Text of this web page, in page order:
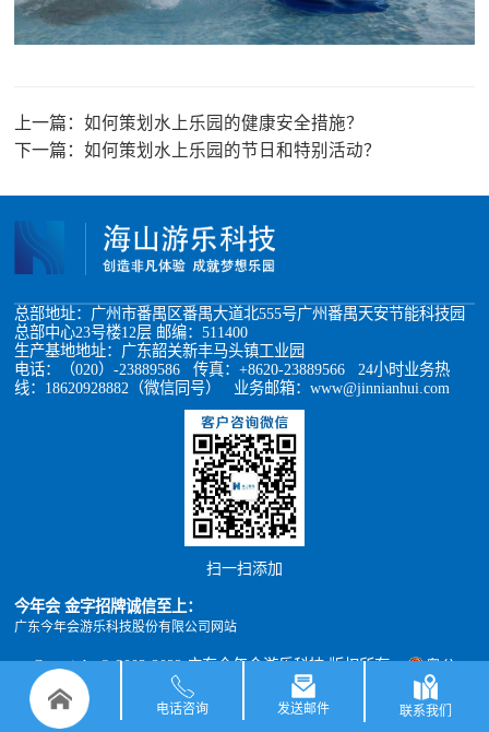
上一篇：如何策划水上乐园的健康安全措施？
下一篇：如何策划水上乐园的节日和特别活动？
总部地址：广州市番禺区番禺大道北555号广州番禺天安节能科技园
总部中心23号楼12层 邮编：511400
生产基地地址：广东韶关新丰马头镇工业园
电话：（020）-23889586 传真：+8620-23889566 24小时业务热
线：18620928882（微信同号） 业务邮箱：www@jinnianhui.com
扫一扫添加
今年会 金字招牌诚信至上：
广东今年会游乐科技股份有限公司网站
Copyright © 2002-2022 广东今年会游乐科技 版权所有
粤公
网安备 44011302000493号
粤ICP备05012398号
xml地图
电话咨询 发送邮件 联系我们